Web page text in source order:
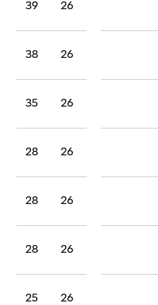
26
39
26
38
26
35
26
28
26
28
26
28
26
25